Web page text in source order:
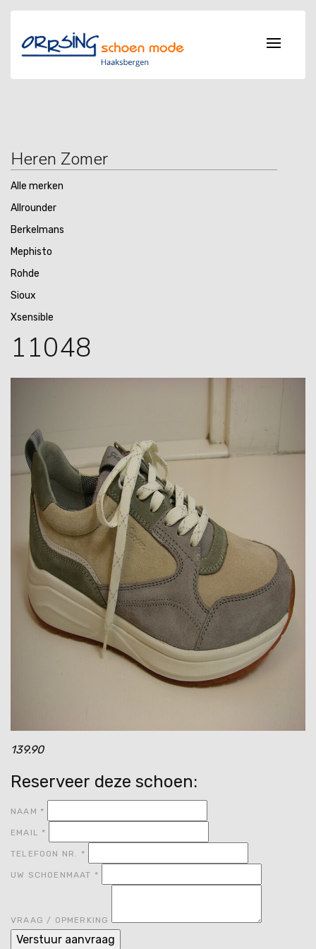
Heren Zomer
Alle merken
Allrounder
Berkelmans
Mephisto
Rohde
Sioux
Xsensible
11048
139.90
Reserveer deze schoen:
NAAM *
EMAIL *
TELEFOON NR. *
UW SCHOENMAAT *
VRAAG / OPMERKING